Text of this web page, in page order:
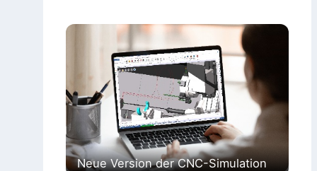
Neue Version der CNC-Simulation